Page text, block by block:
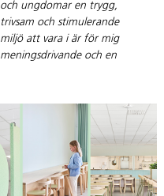
och ungdomar en trygg,
trivsam och stimulerande
miljö att vara i är för mig
meningsdrivande och en